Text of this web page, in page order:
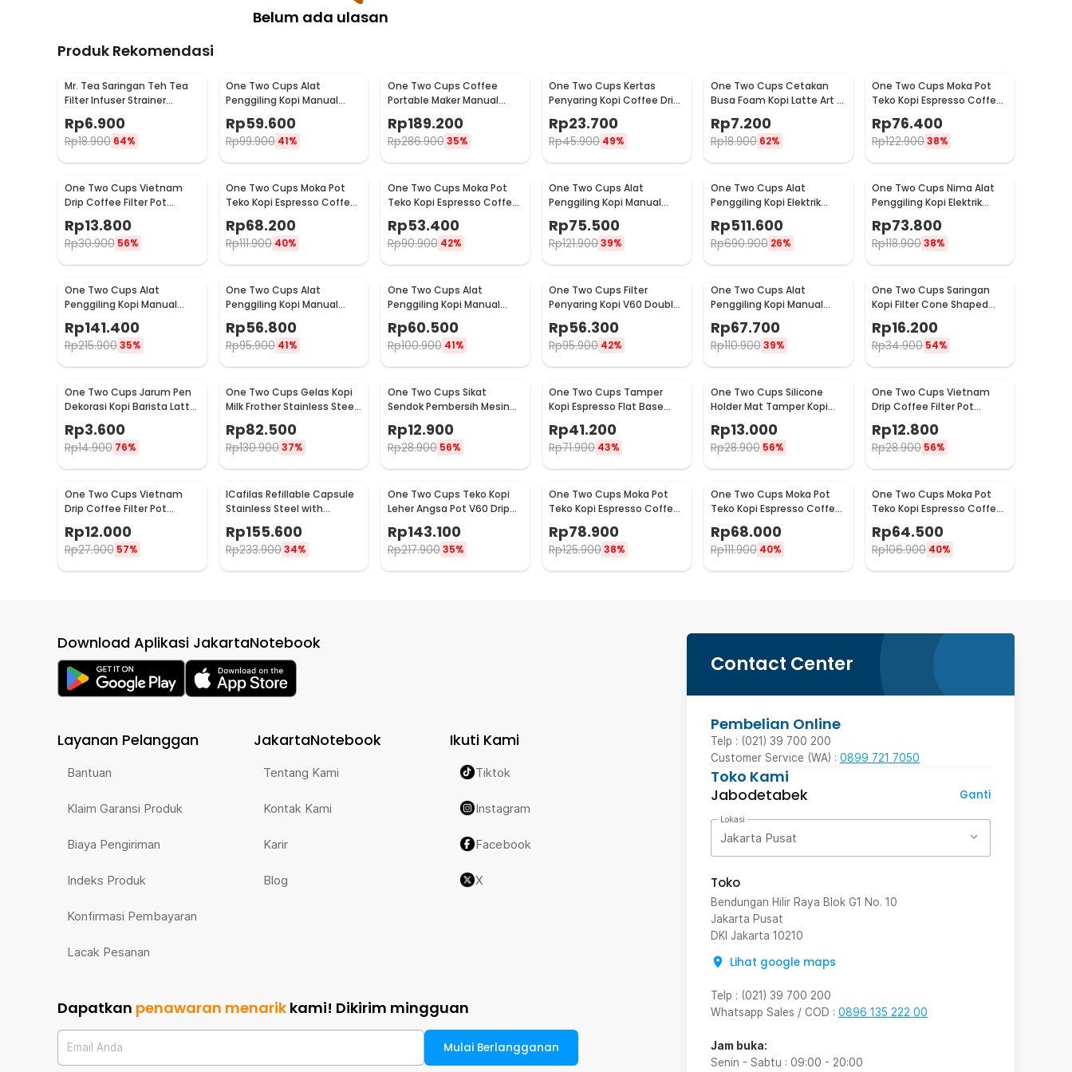
Belum ada ulasan
Produk Rekomendasi
Mr. Tea Saringan Teh Tea
Filter Infuser Strainer
Chilling Man Silicon - MR03
Rp6.900
Rp18.900 64%
One Two Cups Alat
Penggiling Kopi Manual
Coffee Grinder Portable -
WFCG9800
Rp59.600
Rp99.900 41%
One Two Cups Coffee
Portable Maker Manual
Hand Press Espresso 300ml
- T35066
Rp189.200
Rp286.900 35%
One Two Cups Kertas
Penyaring Kopi Coffee Drip
Bag Paper Filter 50PCS -
T111
Rp23.700
Rp45.900 49%
One Two Cups Cetakan
Busa Foam Kopi Latte Art 16
Rp7.200
Rp18.900 62%
One Two Cups Moka Pot
Teko Kopi Espresso Coffee
Stovetop 6 Cup 300ml -
Z20
Rp76.400
Rp122.90038%
One Two Cups Vietnam
Drip Coffee Filter Pot
Saringan Kopi 180ml 8Q -
LC1
Rp13.800
Rp30.900 56%
One Two Cups Moka Pot
Teko Kopi Espresso Coffee
Stovetop 4 Cup 200ml -
Z20
Rp68.200
Rp111.900 40%
One Two Cups Moka Pot
Teko Kopi Espresso Coffee
Stovetop 2 Cup 100ml -
Z20
Rp53.400
Rp90.900 42%
One Two Cups Alat
Penggiling Kopi Manual
16290
Rp75.500
Rp121.90039%
One Two Cups Alat
Penggiling Kopi Elektrik
Coffee Grinder Adjustable
- 600N
Rp511.600
Rp690.900 26%
One Two Cups Nima Alat
Penggiling Kopi Elektrik
Bumbu Coffee Grinder -
NM-8300
Rp73.800
Rp118.90038%
One Two Cups Alat
Penggiling Kopi Manual
CW85532
Rp141.400
Rp215.900 35%
One Two Cups Alat
Penggiling Kopi Manual
Coffee Grinder 160ml -
CF012
Rp56.800
Rp95.900 41%
One Two Cups Alat
Penggiling Kopi Manual
Coffee Grinder Adjustable
- RHNHA0176
Rp60.500
Rp100.900 41%
One Two Cups Filter
Penyaring Kopi V60 Double
Layer Coffee Filter - FS-40S
Rp56.300
Rp95.900 42%
One Two Cups Alat
Penggiling Kopi Manual
Coffee Grinder Adjustable
- CF4146
Rp67.700
Rp110.900 39%
One Two Cups Saringan
Kopi Filter Cone Shaped
Coffee Dripper 1 PCS - K741
Rp16.200
Rp34.900 54%
One Two Cups Jarum Pen
Dekorasi Kopi Barista Latte
Art Needle 13cm - F3F27
Rp3.600
Rp14.900 76%
One Two Cups Gelas Kopi
Milk Frother Stainless Steel
400ml - WZ0011
Rp82.500
Rp130.90037%
One Two Cups Sikat
Sendok Pembersih Mesin
Rp12.900
Rp28.900 56%
One Two Cups Tamper
Kopi Espresso Flat Base
SS51
Rp41.200
Rp71.900 43%
One Two Cups Silicone
Holder Mat Tamper Kopi
Espresso Barista - 0310
Rp13.000
Rp28.900 56%
One Two Cups Vietnam
Drip Coffee Filter Pot
Saringan Kopi 124ml 7Q -
LC1
Rp12.800
Rp28.900 56%
One Two Cups Vietnam
Drip Coffee Filter Pot
LC1
Rp12.000
Rp27.900 57%
ICafilas Refillable Capsule
Stainless Steel with
Tamper for Nespresso -
F456
Rp155.600
Rp233.90034%
One Two Cups Teko Kopi
Leher Angsa Pot V60 Drip
Kettle 960ml - RF-15
Rp143.100
Rp217.900 35%
One Two Cups Moka Pot
Teko Kopi Espresso Coffee
Maker Stovetop 6 Cup
300ml - Z21
Rp78.900
Rp125.90038%
One Two Cups Moka Pot
Teko Kopi Espresso Coffee
Maker Stovetop 4 Cup
200ml - Z21
Rp68.000
Rp111.900 40%
One Two Cups Moka Pot
Teko Kopi Espresso Coffee
Maker Stovetop 2 Cup
100ml - Z21
Rp64.500
Rp106.900 40%
Contact Center
Pembelian Online
Telp : (021) 39 700 200
Customer Service (WA) : 0899 721 7050
Toko Kami
Jabodetabek
Ganti
Lokasi
Jakarta Pusat
Toko
Bendungan Hilir Raya Blok G1 No. 10
Jakarta Pusat
DKI Jakarta 10210
Lihat google maps
Telp : (021) 39 700 200
Whatsapp Sales / COD : 0896 135 222 00
Jam buka:
Senin - Sabtu : 09:00 - 20:00
Download Aplikasi JakartaNotebook
Layanan Pelanggan
Bantuan
Klaim Garansi Produk
Biaya Pengiriman
Indeks Produk
Konfirmasi Pembayaran
Lacak Pesanan
JakartaNotebook
Tentang Kami
Kontak Kami
Karir
Blog
Ikuti Kami
Tiktok
Instagram
Facebook
X
Dapatkan penawaran menarik kami! Dikirim mingguan
Email Anda Mulai Berlangganan